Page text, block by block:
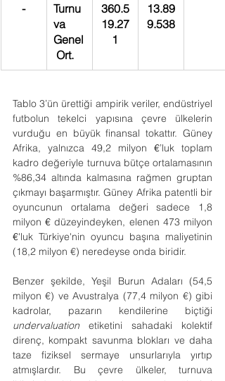
-
Turnu
va
Genel
Ort.
360.5
19.27
1
13.89
9.538
Tablo 3’ün ürettiği ampirik veriler, endüstriyel
futbolun tekelci yapısına çevre ülkelerin
vurduğu en büyük finansal tokattır. Güney
Afrika, yalnızca 49,2 milyon €’luk toplam
kadro değeriyle turnuva bütçe ortalamasının
%86,34 altında kalmasına rağmen gruptan
çıkmayı başarmıştır. Güney Afrika patentli bir
oyuncunun ortalama değeri sadece 1,8
milyon €
€'luk Türkiye'nin oyuncu başına maliyetinin
(18,2 milyon €) neredeyse onda biridir.
Benzer şekilde, Yeşil Burun Adaları (54,5
milyon €) ve Avustralya (77,4 milyon €) gibi
undervaluation etiketini sahadaki kolektif
direnç, kompakt savunma blokları ve daha
taze fiziksel sermaye unsurlarıyla yırtıp
atmışlardır. Bu çevre ülkeler, turnuva